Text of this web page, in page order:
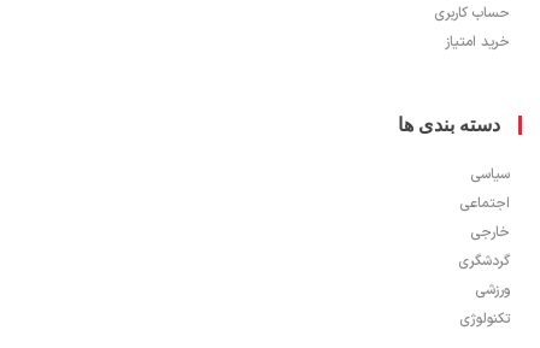
کاربری
امتیاز
بندی ها